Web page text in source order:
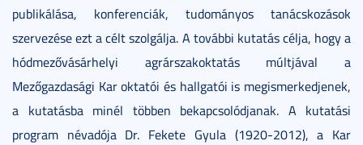
publikálása, konferenciák, tudományos tanácskozások
szervezése ezt a célt szolgálja. A további kutatás célja, hogy a
hódmezővásárhelyi agrárszakoktatás múltjával a
Mezőgazdasági Kar oktatói és hallgatói is megismerkedjenek,
a kutatásba minél többen bekapcsolódjanak. A kutatási
program névadója Dr. Fekete Gyula (1920-2012), a Kar